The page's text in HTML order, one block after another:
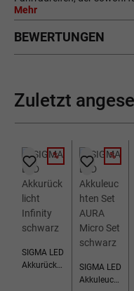
Mehr
BEWERTUNGEN
Zuletzt
RABATT
%
SIGMA LED
Akkurückli
%
SIGMA LED
Akkuleucht